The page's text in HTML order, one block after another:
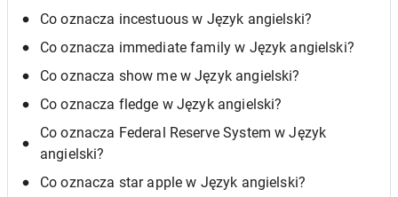
Co oznacza incestuous w Język angielski?
Co oznacza immediate family w Język angielski?
Co oznacza show me w Język angielski?
Co oznacza fledge w Język angielski?
Co oznacza Federal Reserve System w Język
angielski?
Co oznacza star apple w Język angielski?